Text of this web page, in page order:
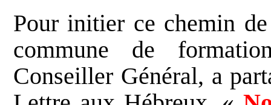
Pour initier ce chemin
commune de
Conseiller Général, a